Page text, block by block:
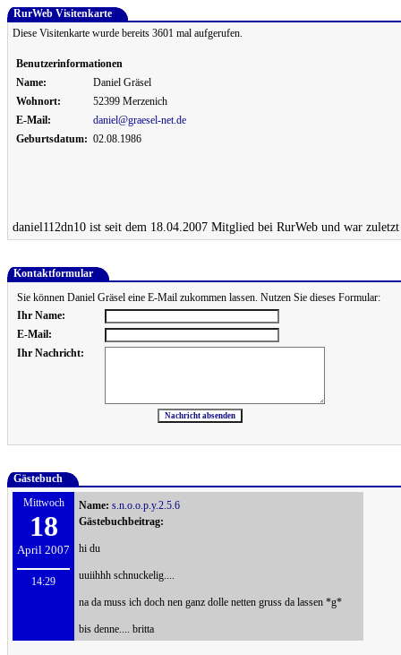
RurWeb Visitenkarte
Diese Visitenkarte wurde bereits 3601 mal aufgerufen.
Benutzerinformationen
Name:
Daniel Gräsel
Wohnort:
52399 Merzenich
E-Mail:
daniel@graesel-net.de
Geburtsdatum: 02.08.1986
daniel112dn10 ist seit dem 18.04.2007 Mitglied bei RurWeb und war
Kontaktformular
Sie können Daniel Gräsel eine E-Mail zukommen lassen. Nutzen Sie dieses Formular:
Ihr Name:
E-Mail:
Ihr Nachricht:
Gästebuch
Mittwoch
18
April 2007
14:29
Name: s.n.o.o.p.y.2.5.6
Gästebuchbeitrag:
hi du
uuiihhh schnuckelig....
na da muss ich doch nen ganz dolle netten gruss da lassen *g*
bis denne.... britta